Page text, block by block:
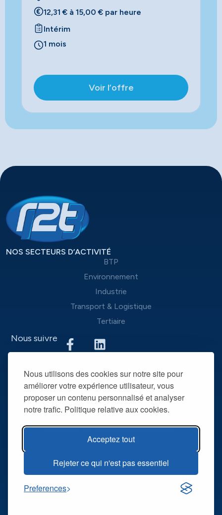
Nous utilisons des cookies sur notre site pour
améliorer votre expérience utilisateur, vous
proposer un contenu personnalisé et analyser
notre trafic. Politique relative aux cookies.
Acceptez tout
Rejeter ce qui n'est pas essentiel
Preferences
12,31 € à 15,00 € par heure
Intérim
1 mois
Voir l’offre
NOS SECTEURS D’ACTIVITÉ
BTP
Environnement
Industrie
Transport & Logistique
Tertiaire
Nous suivre
accompagnons une équipe d’experts du recrutement et
des outils performants, afin de mieux répondre à leurs
spécificités et leurs attentes. La mise à disposition de
collaborateurs intérimaires qualifiés permet de devenir leur
partenaire RH privilégié dans la durée.
@ R2T 2025
Politique de confidentialité